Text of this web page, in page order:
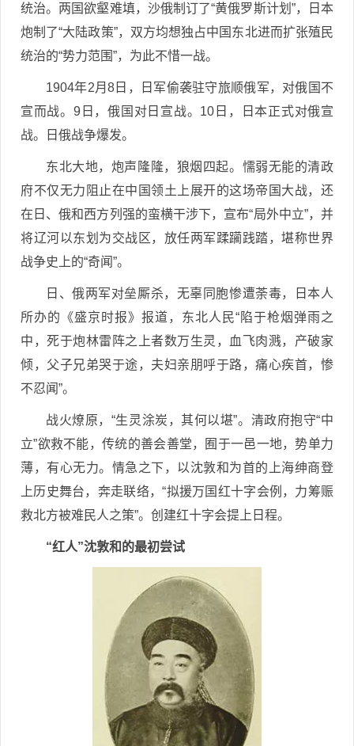
统治。两国欲壑难填，沙俄制订了“黄俄罗斯计划”，日本
炮制了“大陆政策”，双方均想独占中国东北进而扩张殖民
统治的“势力范围”，为此不惜一战。
1904年2月8日，日军偷袭驻守旅顺俄军，对俄国不
宣而战。9日，俄国对日宣战。10日，日本正式对俄宣
战。日俄战争爆发。
东北大地，炮声隆隆，狼烟四起。懦弱无能的清政
府不仅无力阻止在中国领土上展开的这场帝国大战，还
在日、俄和西方列强的蛮横干涉下，宣布“局外中立”，并
将辽河以东划为交战区，放任两军蹂躏践踏，堪称世界
战争史上的“奇闻”。
日、俄两军对垒厮杀，无辜同胞惨遭荼毒，日本人
所办的《盛京时报》报道，东北人民“陷于枪烟弹雨之
中，死于炮林雷阵之上者数万生灵，血飞肉溅，产破家
倾，父子兄弟哭于途，夫妇亲朋呼于路，痛心疾首，惨
不忍闻”。
战火燎原，“生灵涂炭，其何以堪”。清政府抱守“中
立”欲救不能，传统的善会善堂，囿于一邑一地，势单力
薄，有心无力。情急之下，以沈敦和为首的上海绅商登
上历史舞台，奔走联络，“拟援万国红十字会例，力筹赈
救北方被难民人之策”。创建红十字会提上日程。
“红人”沈敦和的最初尝试